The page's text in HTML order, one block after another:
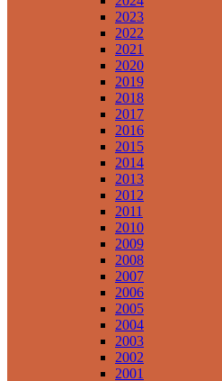
2023
2022
2021
2020
2019
2018
2017
2016
2015
2014
2013
2012
2011
2010
2009
2008
2007
2006
2005
2004
2003
2002
2001